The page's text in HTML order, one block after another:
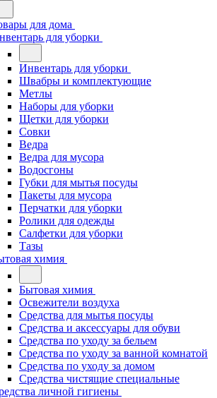
для дома
для уборки
Инвентарь для уборки
Швабры и комплектующие
Метлы
Наборы для уборки
Щетки для уборки
Совки
Ведра
Ведра для мусора
Водосгоны
Губки для мытья посуды
Пакеты для мусора
Перчатки для уборки
Ролики для одежды
Салфетки для уборки
Тазы
химия
Бытовая химия
Освежители воздуха
Средства для мытья посуды
Средства и аксессуары для обуви
Средства по уходу за бельем
Средства по уходу за ванной комнатой
Средства по уходу за домом
Средства чистящие специальные
личной гигиены